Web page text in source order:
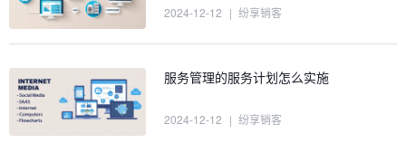
2024-12-12 | 纷享销客
服务管理的服务计划怎么实施
2024-12-12 | 纷享销客